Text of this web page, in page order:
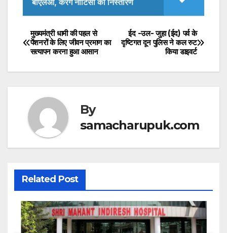
s
A
p
p
e
b
o
o
k
er
बीएलओ, करेंगे नोटिसों का निस्तारण
Post
navigation
ईद -उल- जुहा (ईद) पर्व के
दृष्टिगत दून पुलिस ने कल रुट
किया डाइवर्ट
मुख्यमंत्री धामी की पहल से
पेंशनरों के लिए जीवन प्रमाण का
सत्यापन करना हुआ आसान
By
samacharupuk.com
Related Post